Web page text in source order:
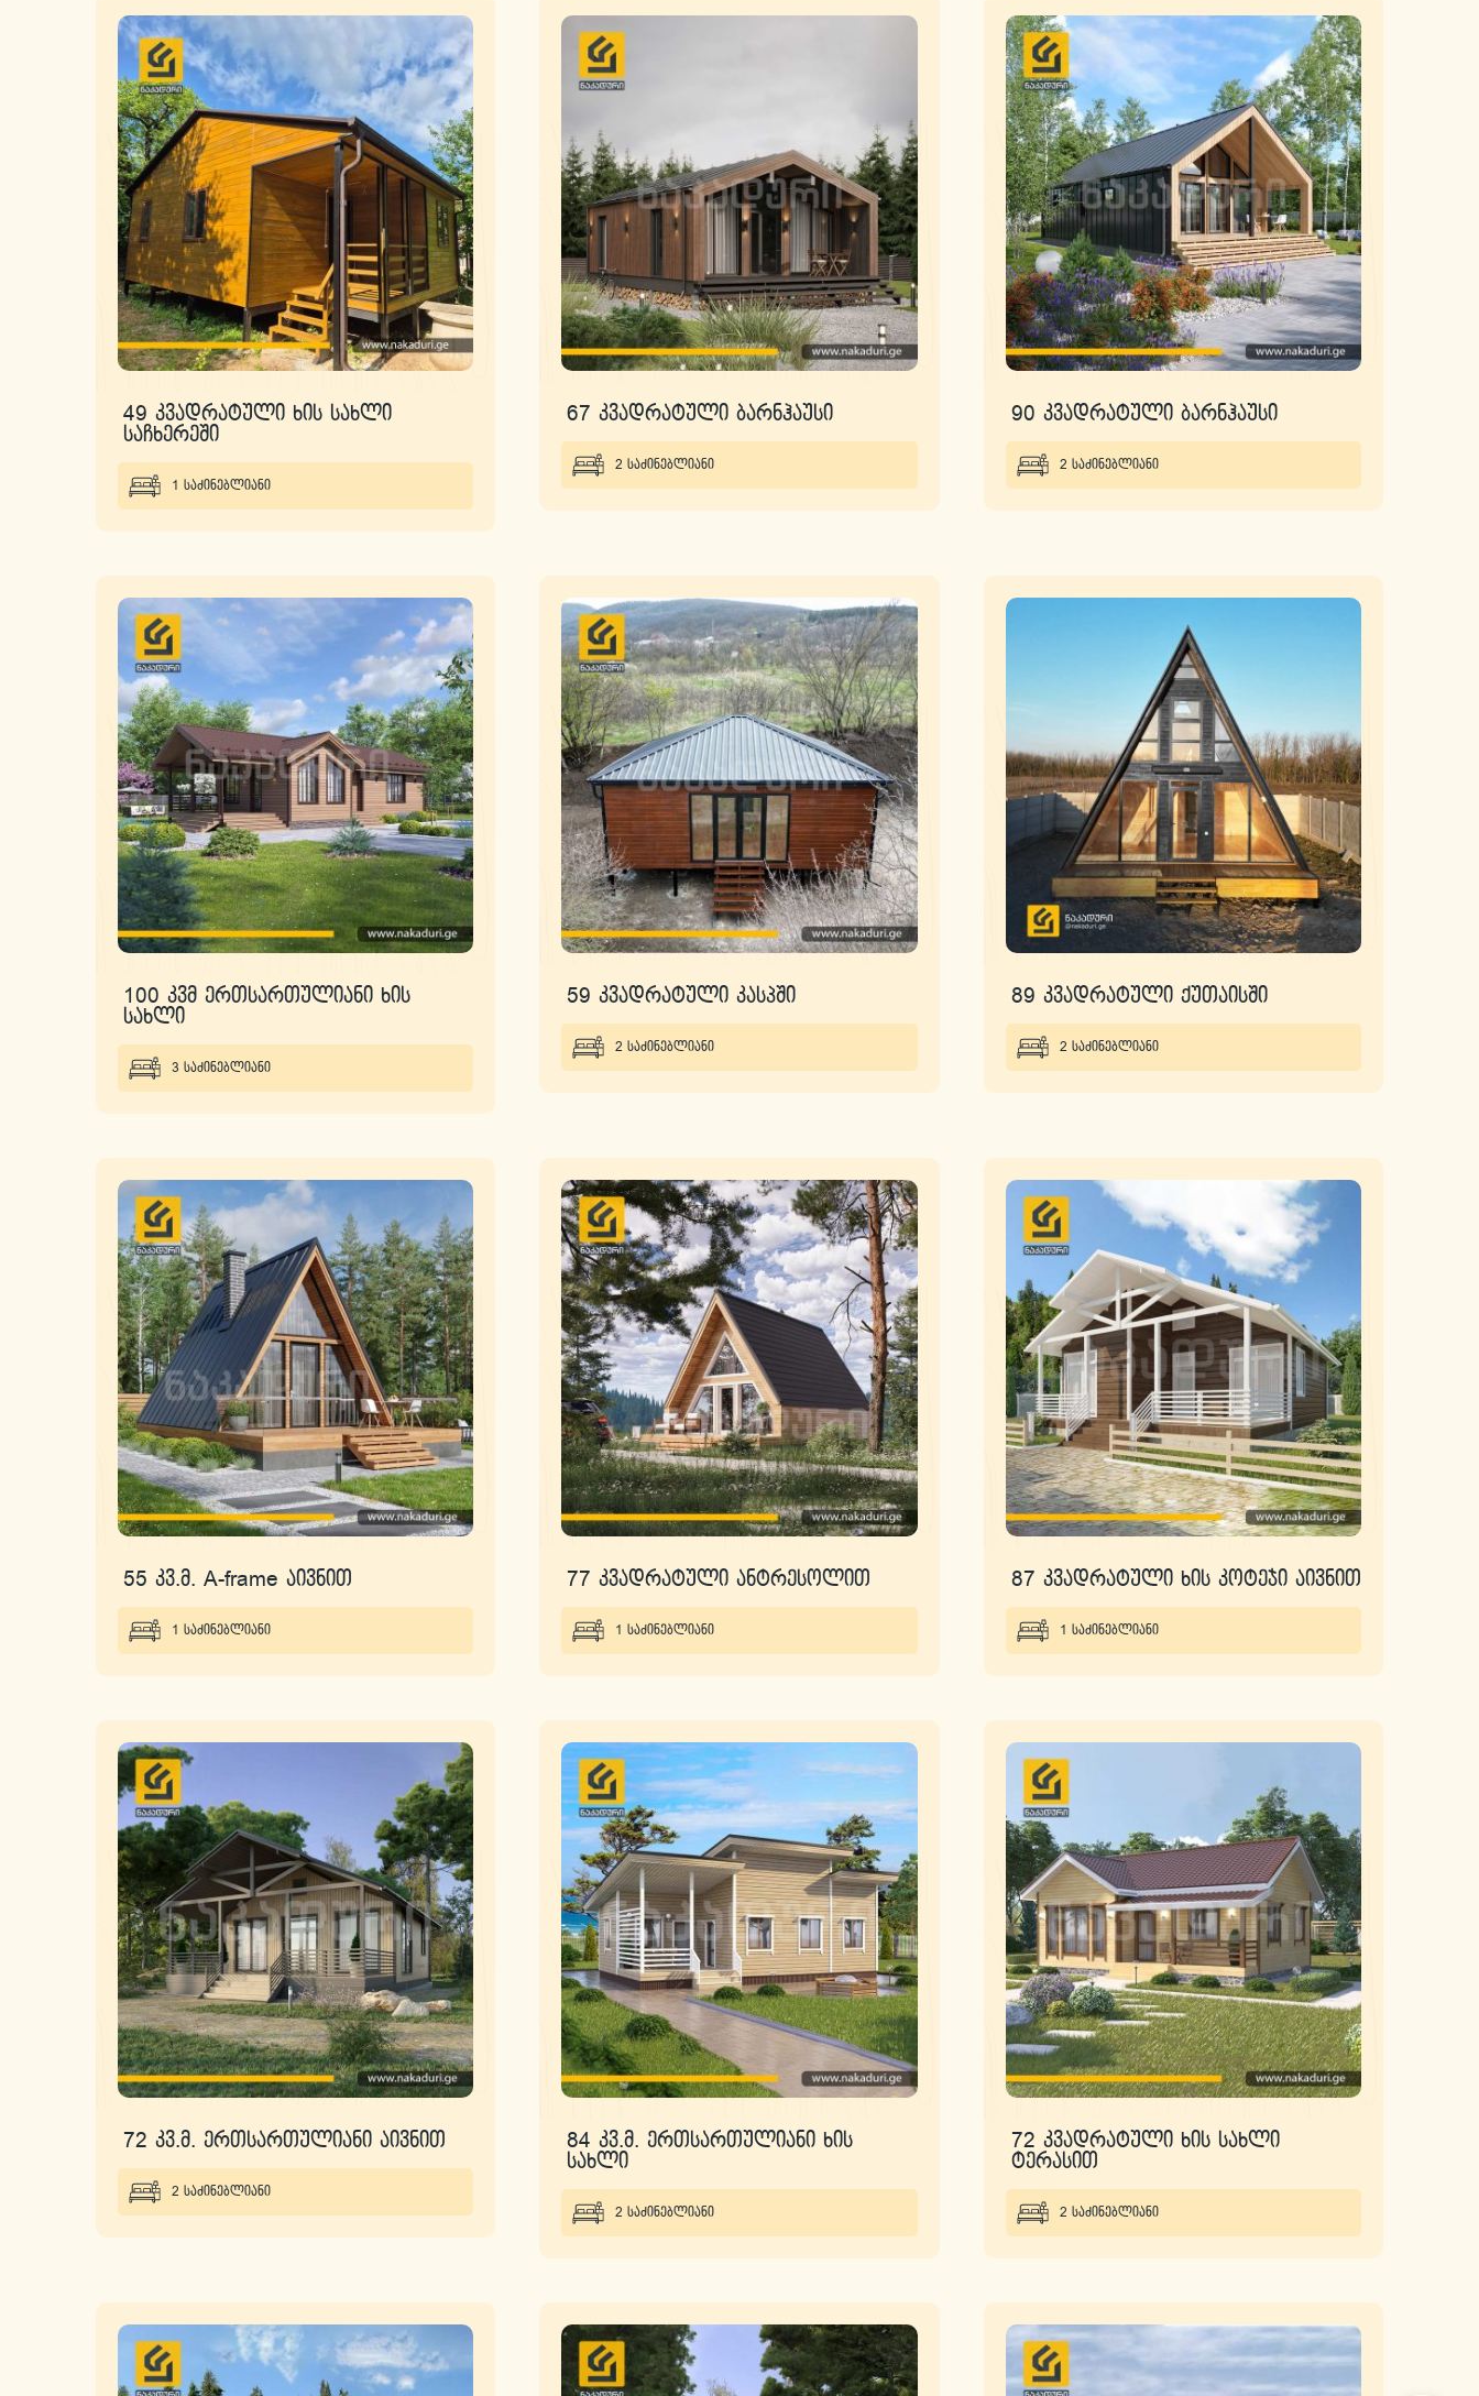
49 კვადრატული ხის სახლი
საჩხერეში
1 საძინებლიანი
67 კვადრატული ბარნჰაუსი
2 საძინებლიანი
90 კვადრატული ბარნჰაუსი
2 საძინებლიანი
100 კვმ ერთსართულიანი ხის
სახლი
3 საძინებლიანი
59 კვადრატული კასპში
2 საძინებლიანი
89 კვადრატული ქუთაისში
2 საძინებლიანი
55 კვ.მ. A-frame აივნით
1 საძინებლიანი
77 კვადრატული ანტრესოლით
1 საძინებლიანი
87 კვადრატული ხის კოტეჯი აივნით
1 საძინებლიანი
72 კვ.მ. ერთსართულიანი აივნით
2 საძინებლიანი
84 კვ.მ. ერთსართულიანი ხის
სახლი
2 საძინებლიანი
72 კვადრატული ხის სახლი
ტერასით
2 საძინებლიანი